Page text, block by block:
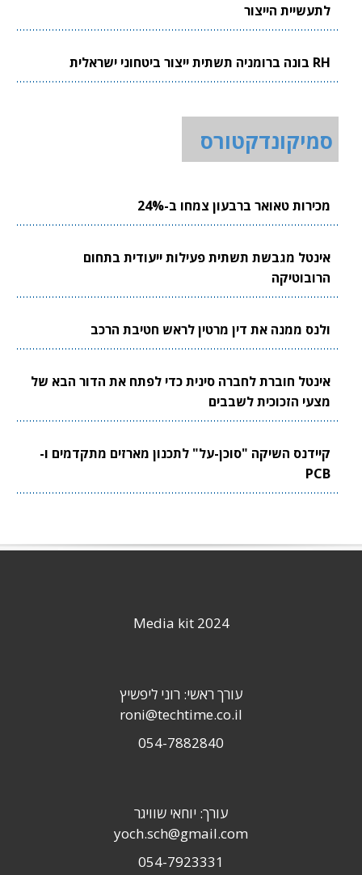
לתעשיית הייצור
RH בונה ברומניה תשתית ייצור ביטחוני ישראלית
סמיקונדקטורס
מכירות טאואר ברבעון צמחו ב-24%
אינטל מגבשת תשתית פעילות ייעודית בתחום
הרובוטיקה
ולנס ממנה את דין מרטין לראש חטיבת הרכב
אינטל חוברת לחברה סינית כדי לפתח את הדור הבא של
מצעי הזכוכית לשבבים
קיידנס השיקה "סוכן-על" לתכנון מארזים מתקדמים ו-
PCB
Media kit 2024
עורך ראשי: רוני ליפשיץ
roni@techtime.co.il
054-7882840
עורך: יוחאי שוויגר
yoch.sch@gmail.com
054-7923331